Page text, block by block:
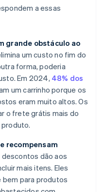
a essas
grande obstáculo ao
um custo no fim do
forma, poderia
Em 2024, 48% dos
um carrinho porque os
eram muito altos. Os
o frete grátis mais do
recompensam
dão aos
mais itens. Eles
para produtos